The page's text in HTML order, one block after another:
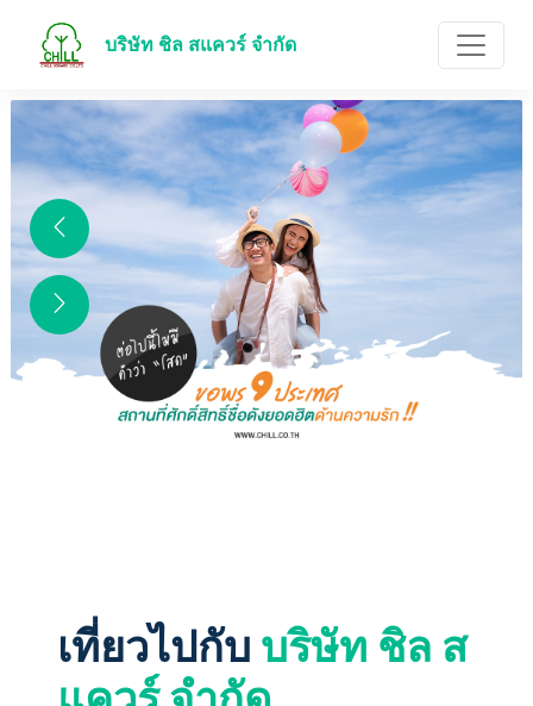
บริษัท ชิล สแควร์ จำกัด
เที่ยวไปกับ บริษัท ชิล ส